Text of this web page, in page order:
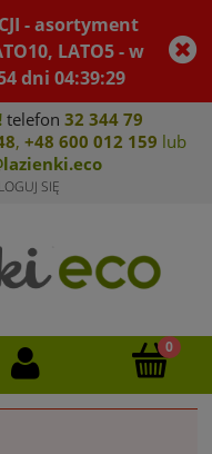
- asortyment
LATO5 - w
dni04:39:29
telefon 32 344 79
8, +48 600 012 159 lub
SIĘ